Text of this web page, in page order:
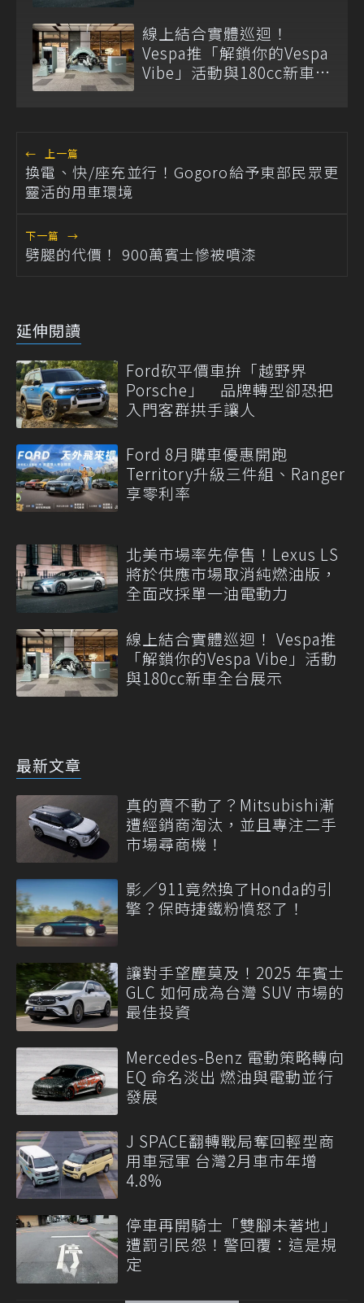
線上結合實體巡迴！
Vespa推「解鎖你的Vespa
Vibe」活動與180cc新車全
← 上一篇
換電、快/座充並行！Gogoro給予東部民眾更
靈活的用車環境
下一篇 →
劈腿的代價！ 900萬賓士慘被噴漆
延伸閱讀
Ford砍平價車拚「越野界
Porsche」 品牌轉型卻恐把
入門客群拱手讓人
Ford 8月購車優惠開跑
Territory升級三件組、Ranger
享零利率
北美市場率先停售！Lexus LS
將於供應市場取消純燃油版，
全面改採單一油電動力
線上結合實體巡迴！ Vespa推
「解鎖你的Vespa Vibe」活動
與180cc新車全台展示
最新文章
真的賣不動了？Mitsubishi漸
遭經銷商淘汰，並且專注二手
市場尋商機！
影／911竟然換了Honda的引
擎？保時捷鐵粉憤怒了！
讓對手望塵莫及！2025 年賓士
GLC 如何成為台灣 SUV 市場的
最佳投資
Mercedes-Benz 電動策略轉向
EQ 命名淡出 燃油與電動並行
發展
J SPACE翻轉戰局奪回輕型商
用車冠軍 台灣2月車市年增
4.8%
停車再開騎士「雙腳未著地」
遭罰引民怨！警回覆：這是規
定